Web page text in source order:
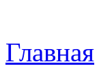
Главная